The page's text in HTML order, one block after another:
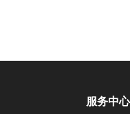
服务中心